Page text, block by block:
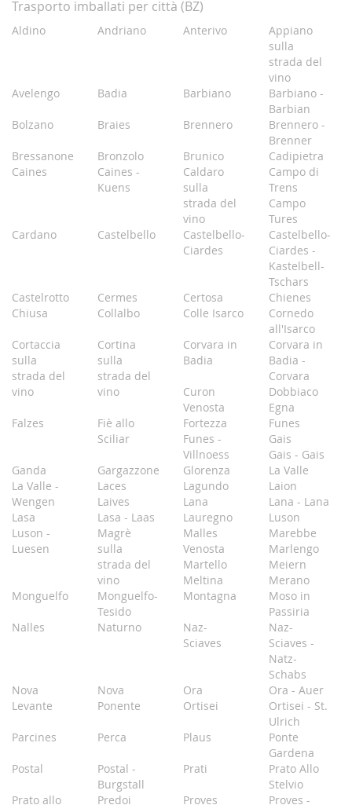
Trasporto imballati per città (BZ)
Aldino Andriano Anterivo
Appiano
sulla
strada del
vino
Avelengo
Badia Barbiano
Barbiano -
Barbian
Bolzano
Braies Brennero
Brennero -
Brenner
Bressanone
Bronzolo Brunico
Cadipietra
Caines
Caines -
Kuens
Caldaro
sulla
strada del
vino
Campo di
Trens
Campo
Tures
Cardano
Castelbello
Castelbello-
Ciardes
Castelbello-
Ciardes -
Kastelbell-
Tschars
Castelrotto
Cermes Certosa
Chienes
Chiusa
Collalbo Colle Isarco
Cornedo
all'Isarco
Cortaccia
sulla
strada del
vino
Cortina
sulla
strada del
vino
Corvara in
Badia
Corvara in
Badia -
Corvara
Curon
Venosta
Dobbiaco
Egna
Falzes
Fiè allo
Sciliar
Fortezza
Funes
Funes -
Villnoess
Gais
Gais - Gais
Ganda
Gargazzone Glorenza
La Valle
La Valle -
Wengen
Laces Lagundo
Laion
Laives
Lana
Lana - Lana
Lasa
Lasa - Laas Lauregno
Luson
Luson -
Luesen
Magrè
sulla
strada del
vino
Malles
Venosta
Marebbe
Marlengo
Martello
Meiern
Meltina
Merano
Monguelfo
Monguelfo-
Tesido
Montagna
Moso in
Passiria
Nalles
Naturno
Naz-
Sciaves
Naz-
Sciaves -
Natz-
Schabs
Nova
Levante
Nova
Ponente
Ora
Ora - Auer
Ortisei
Ortisei - St.
Ulrich
Parcines
Perca Plaus
Ponte
Gardena
Postal
Postal -
Burgstall
Prati
Prato Allo
Stelvio
Prato allo
Predoi Proves Proves -